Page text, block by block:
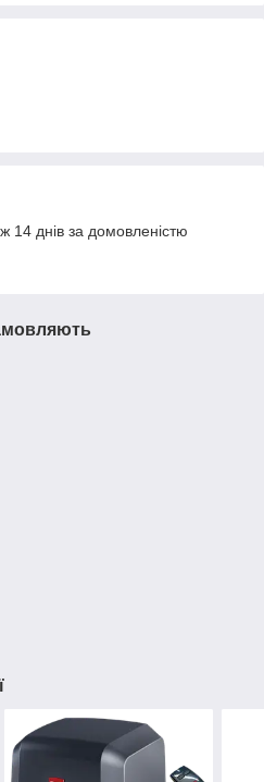
14 днів за домовленістю